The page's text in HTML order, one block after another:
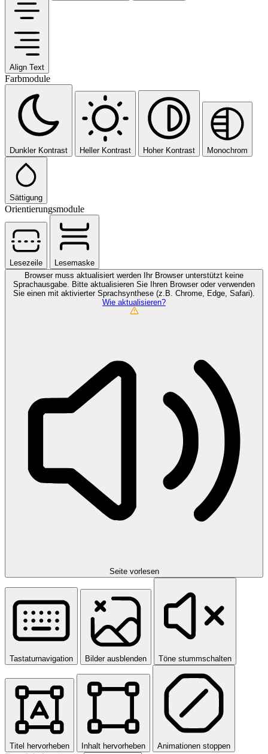
Align Text
Farbmodule
Dunkler Kontrast Heller Kontrast Hoher Kontrast Monochrom
Sättigung
Orientierungsmodule
Lesezeile
Lesemaske
Browser muss aktualisiert werden
Ihr Browser unterstützt keine
Sprachausgabe. Bitte aktualisieren Sie Ihren Browser oder verwenden
Sie einen mit aktivierter Sprachsynthese (z.B. Chrome, Edge, Safari).
Wie aktualisieren?
Seite vorlesen
Tastaturnavigation Bilder ausblenden Töne stummschalten
Titel hervorheben Inhalt hervorheben Animationen stoppen